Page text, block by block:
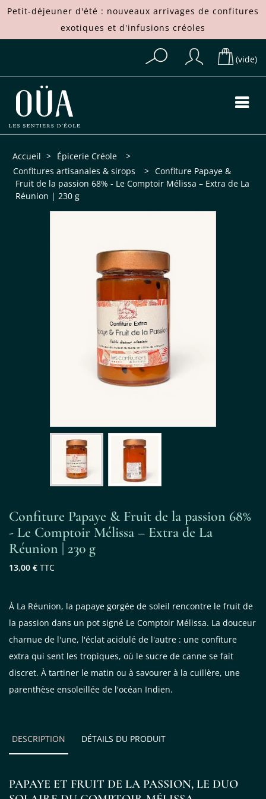
Petit-déjeuner d'été : nouveaux arrivages de confitures
exotiques et d'infusions créoles
(vide)
Accueil > Épicerie Créole
>
Confitures artisanales & sirops
> Confiture Papaye &
Fruit de la passion 68% - Le Comptoir Mélissa – Extra de La
Réunion | 230 g
Confiture Papaye & Fruit de la passion 68%
- Le Comptoir Mélissa – Extra de La
Réunion | 230 g
13,00 € TTC
À La Réunion, la papaye gorgée de soleil rencontre le fruit de
la passion dans un pot signé Le Comptoir Mélissa. La douceur
charnue de l'une, l'éclat acidulé de l'autre : une confiture
extra qui sent les tropiques, où le sucre de canne se fait
discret. À tartiner le matin ou à savourer à la cuillère, une
parenthèse ensoleillée de l'océan Indien.
DESCRIPTION DÉTAILS DU PRODUIT
PAPAYE ET FRUIT DE LA PASSION, LE DUO